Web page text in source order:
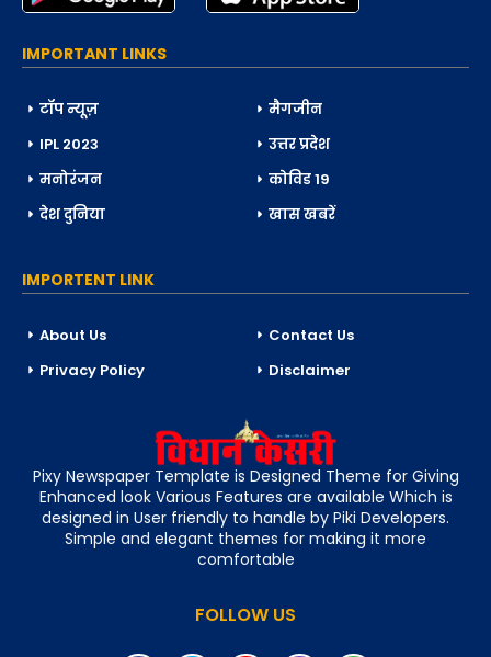
IMPORTANT LINKS
टॉप न्यूज़
मैगजीन
IPL 2023
उत्तर प्रदेश
मनोरंजन
कोविड 19
देश दुनिया
खास खबरें
IMPORTENT LINK
About Us
Contact Us
Privacy Policy
Disclaimer
Pixy Newspaper Template is Designed Theme for Giving
Enhanced look Various Features are available Which is
designed in User friendly to handle by Piki Developers.
Simple and elegant themes for making it more
comfortable
FOLLOW US